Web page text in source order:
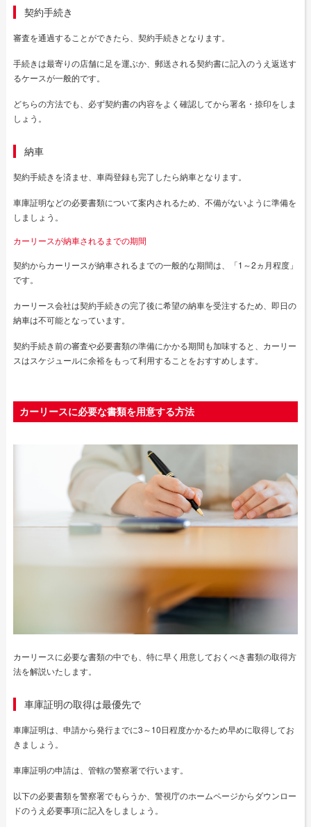
契約手続き
審査を通過することができたら、契約手続きとなります。
手続きは最寄りの店舗に足を運ぶか、郵送される契約書に記入のうえ返送す
るケースが一般的です。
どちらの方法でも、必ず契約書の内容をよく確認してから署名・捺印をしま
しょう。
納車
契約手続きを済ませ、車両登録も完了したら納車となります。
車庫証明などの必要書類について案内されるため、不備がないように準備を
しましょう。
カーリースが納車されるまでの期間
契約からカーリースが納車されるまでの一般的な期間は、「1～2ヵ月程度」
です。
カーリース会社は契約手続きの完了後に希望の納車を受注するため、即日の
納車は不可能となっています。
契約手続き前の審査や必要書類の準備にかかる期間も加味すると、カーリー
スはスケジュールに余裕をもって利用することをおすすめします。
カーリースに必要な書類を用意する方法
カーリースに必要な書類の中でも、特に早く用意しておくべき書類の取得方
法を解説いたします。
車庫証明の取得は最優先で
車庫証明は、申請から発行までに3～10日程度かかるため早めに取得してお
きましょう。
車庫証明の申請は、管轄の警察署で行います。
以下の必要書類を警察署でもらうか、警視庁のホームページからダウンロー
ドのうえ必要事項に記入をしましょう。